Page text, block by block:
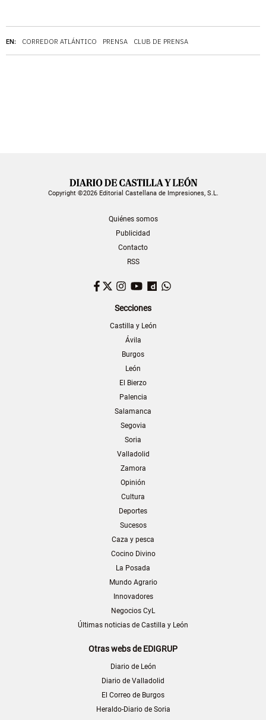
EN: CORREDOR ATLÁNTICO PRENSA CLUB DE PRENSA
Copyright ©2026 Editorial Castellana de Impresiones, S.L.
Quiénes somos
Publicidad
Contacto
RSS
Facebook
TwitterInstagram
YouTubeDailymotion
Secciones
Castilla y León
Ávila
Burgos
León
El Bierzo
Palencia
Salamanca
Segovia
Soria
Valladolid
Zamora
Opinión
Cultura
Deportes
Sucesos
Caza y pesca
Cocino Divino
La Posada
Mundo Agrario
Innovadores
Negocios CyL
Últimas noticias de Castilla y León
Otras webs de EDIGRUP
Diario de León
Diario de Valladolid
El Correo de Burgos
Heraldo-Diario de Soria